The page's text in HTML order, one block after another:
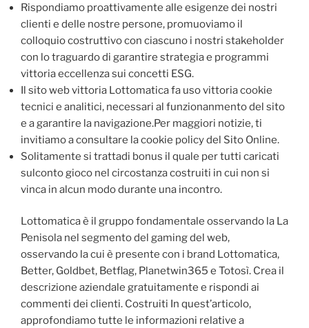
Rispondiamo proattivamente alle esigenze dei nostri
clienti e delle nostre persone, promuoviamo il
colloquio costruttivo con ciascuno i nostri stakeholder
con lo traguardo di garantire strategia e programmi
vittoria eccellenza sui concetti ESG.
Il sito web vittoria Lottomatica fa uso vittoria cookie
tecnici e analitici, necessari al funzionanmento del sito
e a garantire la navigazione.Per maggiori notizie, ti
invitiamo a consultare la cookie policy del Sito Online.
Solitamente si trattadi bonus il quale per tutti caricati
sulconto gioco nel circostanza costruiti in cui non si
vinca in alcun modo durante una incontro.
Lottomatica è il gruppo fondamentale osservando la La
Penisola nel segmento del gaming del web,
osservando la cui è presente con i brand Lottomatica,
Better, Goldbet, Betflag, Planetwin365 e Totosì. Crea il
descrizione aziendale gratuitamente e rispondi ai
commenti dei clienti. Costruiti In quest’articolo,
approfondiamo tutte le informazioni relative a